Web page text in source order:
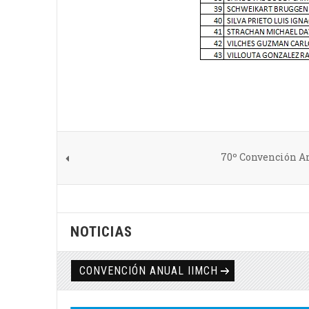
70º Convención
NOTICIAS
CONVENCIÓN ANUAL IIMCH